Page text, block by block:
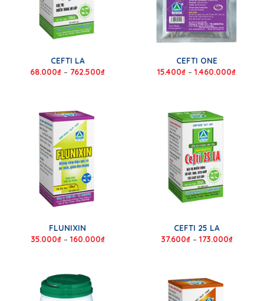
CEFTI LA
68.000₫ – 762.500₫
CEFTI ONE
15.400₫ – 1.460.000₫
FLUNIXIN
35.000₫– 160.000₫
CEFTI 25 LA
37.600₫– 173.000₫